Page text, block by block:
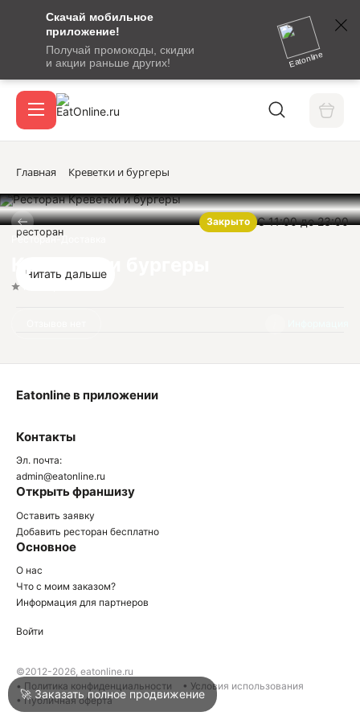
Скачай мобильное
приложение!
Получай промокоды, скидки
и акции раньше других!
Eatonline
сообщение
кодом
подтверждения
Вход / регистрация
Акции
Войти
Написать в техподдержку
Главная Креветки и бургеры
Закрыто С 11:00 до 23:00
Ресторан-Доставка
Креветки и бургеры
ресторан
Читать дальше
Контакты
Эл. почта:
admin@eatonline.ru
Открыть франшизу
Оставить заявку
Добавить ресторан бесплатно
Основное
О нас
Что с моим заказом?
Информация для партнеров
Eatonline в приложении
Войти
©2012-2026, eatonline.ru
• Политика конфиденциальности
• Условия использования
• Публичная оферта
🚀 Заказать полное продвижение